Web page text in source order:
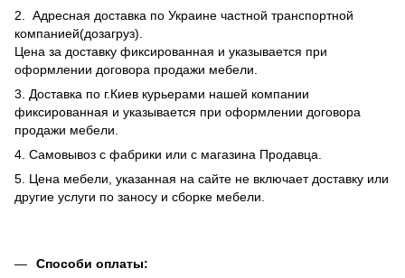
2. Адресная доставка по Украине частной транспортной
компанией(дозагруз).
Цена за доставку фиксированная и указывается при
оформлении договора продажи мебели.
3. Доставка по г.Киев курьерами нашей компании
фиксированная и указывается при оформлении договора
продажи мебели.
4. Самовывоз с фабрики или с магазина Продавца.
5. Цена мебели, указанная на сайте не включает доставку или
другие услуги по заносу и сборке мебели.
Способи оплаты: